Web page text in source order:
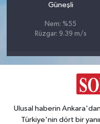
Güneşli
Nem: %55
Rüzgar: 9.39 m/s
Ulusal haberin
Türkiye'nin dört bir